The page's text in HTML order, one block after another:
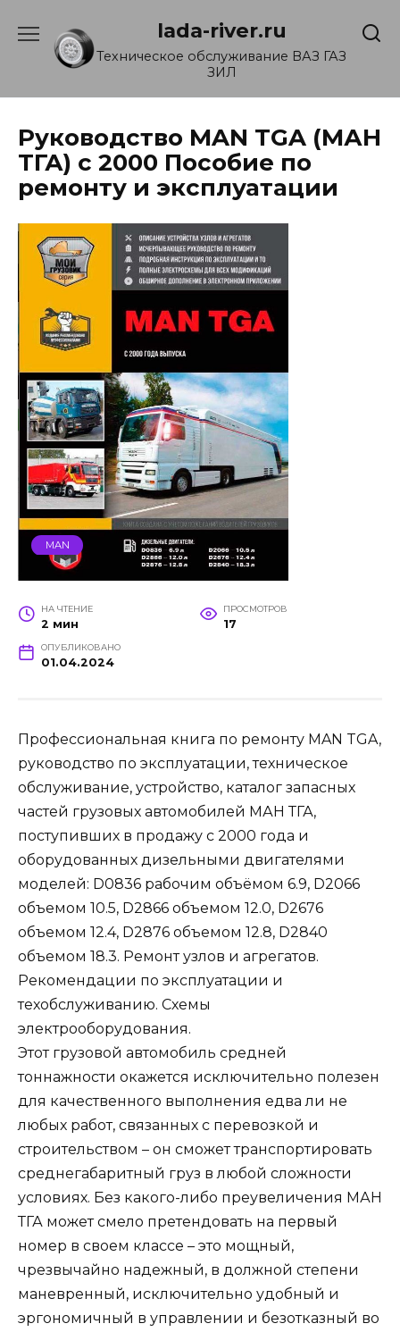
содержанию
lada-river.ru
Техническое обслуживание ВАЗ ГАЗ
ЗИЛ
Руководство MAN TGA (МАН
ТГА) с 2000 Пособие по
ремонту и эксплуатации
MAN
НА ЧТЕНИЕ
2 мин
ПРОСМОТРОВ
17
ОПУБЛИКОВАНО
01.04.2024
Профессиональная книга по ремонту MAN TGA,
руководство по эксплуатации, техническое
обслуживание, устройство, каталог запасных
частей грузовых автомобилей МАН ТГА,
поступивших в продажу с 2000 года и
оборудованных дизельными двигателями
моделей: D0836 рабочим объёмом 6.9, D2066
объемом 10.5, D2866 объемом 12.0, D2676
объемом 12.4, D2876 объемом 12.8, D2840
объемом 18.3. Ремонт узлов и агрегатов.
Рекомендации по эксплуатации и
техобслуживанию. Схемы
электрооборудования.
Этот грузовой автомобиль средней
тоннажности окажется исключительно полезен
для качественного выполнения едва ли не
любых работ, связанных с перевозкой и
строительством – он сможет транспортировать
среднегабаритный груз в любой сложности
условиях. Без какого-либо преувеличения МАН
ТГА может смело претендовать на первый
номер в своем классе – это мощный,
чрезвычайно надежный, в должной степени
маневренный, исключительно удобный и
эргономичный в управлении и безотказный во